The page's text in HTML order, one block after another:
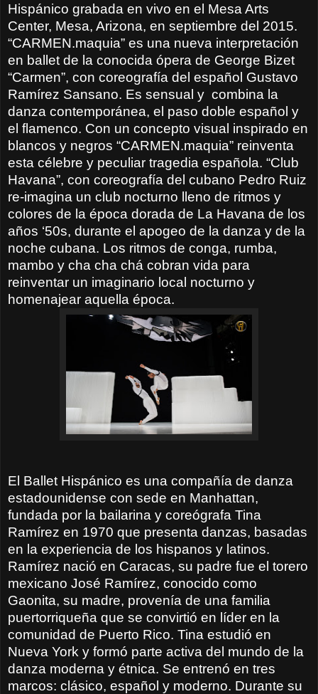
Hispánico grabada en vivo en el Mesa Arts
Center, Mesa, Arizona, en septiembre del 2015.
“CARMEN.maquia” es una nueva interpretación
en ballet de la conocida ópera de George Bizet
“Carmen”, con coreografía del español Gustavo
Ramírez Sansano. Es sensual y combina la
danza contemporánea, el paso doble español y
el flamenco. Con un concepto visual inspirado en
blancos y negros “CARMEN.maquia” reinventa
esta célebre y peculiar tragedia española. “Club
Havana”, con coreografía del cubano Pedro Ruiz
re-imagina un club nocturno lleno de ritmos y
colores de la época dorada de La Havana de los
años ‘50s, durante el apogeo de la danza y de la
noche cubana. Los ritmos de conga, rumba,
mambo y cha cha chá cobran vida para
reinventar un imaginario local nocturno y
homenajear aquella época.
El Ballet Hispánico es una compañía de danza
estadounidense con sede en Manhattan,
fundada por la bailarina y coreógrafa Tina
Ramírez en 1970 que presenta danzas, basadas
en la experiencia de los hispanos y latinos.
Ramírez nació en Caracas, su padre fue el torero
mexicano José Ramírez, conocido como
Gaonita, su madre, provenía de una familia
puertorriqueña que se convirtió en líder en la
comunidad de Puerto Rico. Tina estudió en
Nueva York y formó parte activa del mundo de la
danza moderna y étnica. Se entrenó en tres
marcos: clásico, español y moderno. Durante su